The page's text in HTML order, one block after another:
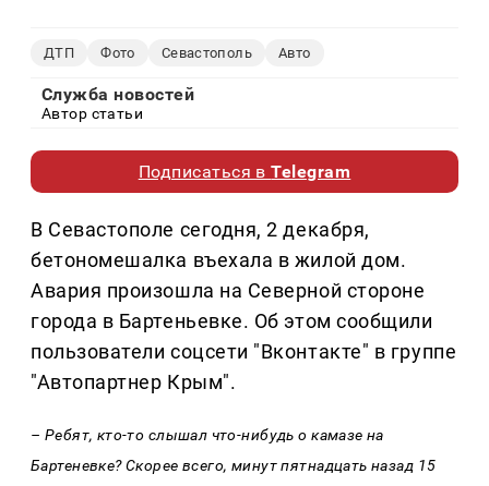
ДТП Фото Севастополь Авто
Служба новостей
Автор статьи
Подписаться вTelegram
В Севастополе сегодня, 2 декабря,
бетономешалка въехала в жилой дом.
Авария произошла на Северной стороне
города в Бартеньевке. Об этом сообщили
пользователи соцсети "Вконтакте" в группе
"Автопартнер Крым".
– Ребят, кто-то слышал что-нибудь о камазе на
Бартеневке? Скорее всего, минут пятнадцать назад 15